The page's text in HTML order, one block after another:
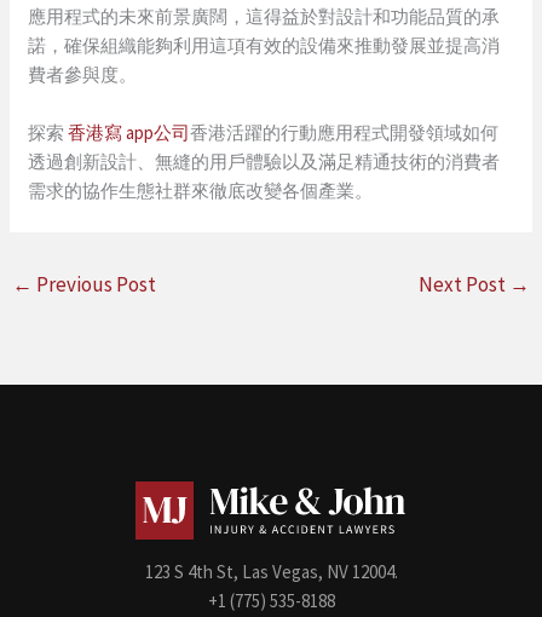
應用程式的未來前景廣闊，這得益於對設計和功能品質的承
諾，確保組織能夠利用這項有效的設備來推動發展並提高消
費者參與度。
探索香港寫 app公司香港活躍的行動應用程式開發領域如何
透過創新設計、無縫的用戶體驗以及滿足精通技術的消費者
需求的協作生態社群來徹底改變各個產業。
← Previous Post Next Post →
123 S 4th St, Las Vegas, NV 12004.
+1 (775) 535-8188